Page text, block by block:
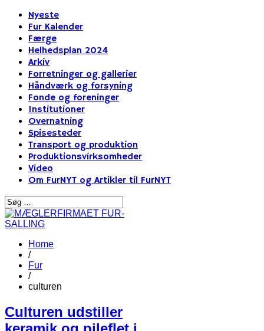
Nyeste
Fur Kalender
Færge
Helhedsplan 2024
Arkiv
Forretninger og gallerier
Håndværk og forsyning
Fonde og foreninger
Institutioner
Overnatning
Spisesteder
Transport og produktion
Produktionsvirksomheder
Video
Om FurNYT og Artikler til FurNYT
Home
/
Fur
/
culturen
Culturen udstiller